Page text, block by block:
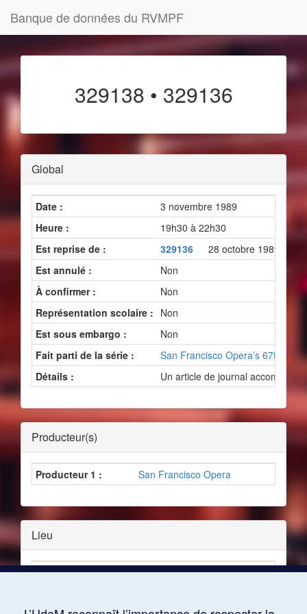
Banque de données du RVMPF
329138 • 329136
Global
Date :
3 novembre 1989
Heure :
19h30 à 22h30
Est reprise de :
329136
28 octobre 1989
Est annulé :
Non
À confirmer :
Non
Représentation scolaire : Non
Est sous embargo :
Non
Fait parti de la série :
San Francisco Opera’s 67th
Détails :
Un article de journal
Producteur(s)
Producteur 1 : San Francisco Opera
Lieu
Lieu :
War Memorial Opera House